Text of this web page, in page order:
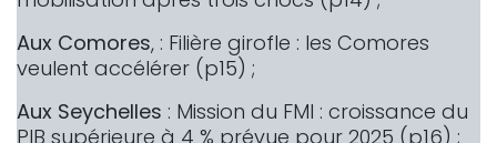
Aux Comores, : Filière girofle : les Comores
veulent accélérer (p15) ;
Aux Seychelles : Mission du FMI : croissance du
PIB supérieure à 4 % prévue pour 2025 (p16) ;